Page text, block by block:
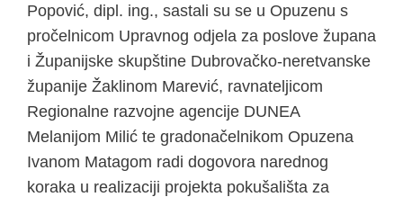
Popović, dipl. ing., sastali su se u Opuzenu s
pročelnicom Upravnog odjela za poslove župana
i Županijske skupštine Dubrovačko-neretvanske
županije Žaklinom Marević, ravnateljicom
Regionalne razvojne agencije DUNEA
Melanijom Milić te gradonačelnikom Opuzena
Ivanom Matagom radi dogovora narednog
koraka u realizaciji projekta pokušališta za